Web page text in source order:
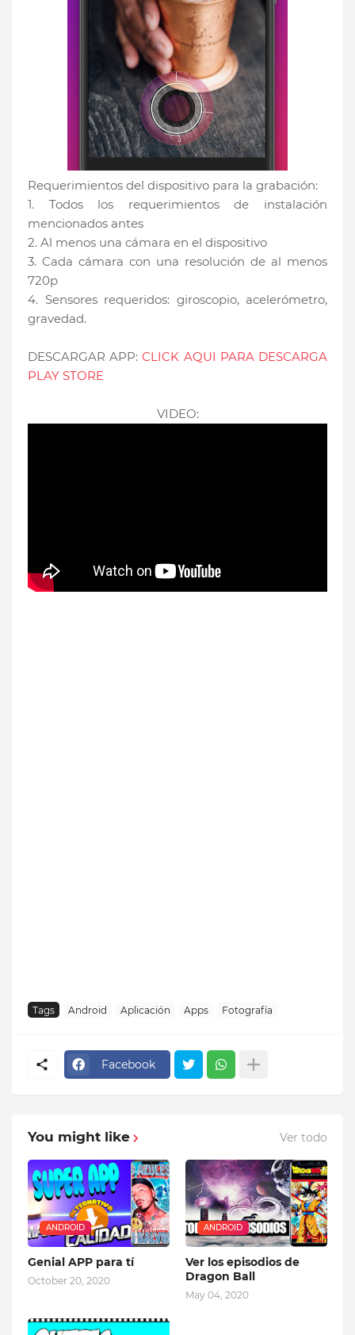
Requerimientos del dispositivo para la grabación:
1. Todos los requerimientos de instalación
mencionados antes
2. Al menos una cámara en el dispositivo
3. Cada cámara con una resolución de al menos
720p
4. Sensores requeridos: giroscopio, acelerómetro,
gravedad.
DESCARGAR APP:CLICK AQUI PARA DESCARGA
PLAY STORE
VIDEO:
Tags Android Aplicación Apps Fotografía
Facebook
You might like Ver todo
ANDROID
Genial APP para tí
October 20, 2020
ANDROID
Ver los episodios de
Dragon Ball
May 04, 2020